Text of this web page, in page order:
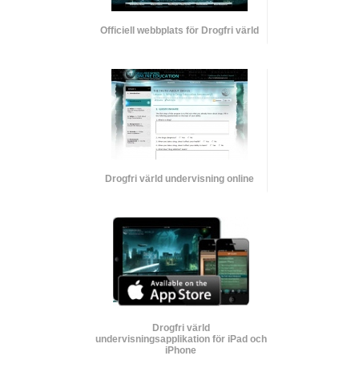
Officiell webbplats för Drogfri värld
Drogfri värld undervisning online
Drogfri värld
undervisningsapplikation för iPad och
iPhone